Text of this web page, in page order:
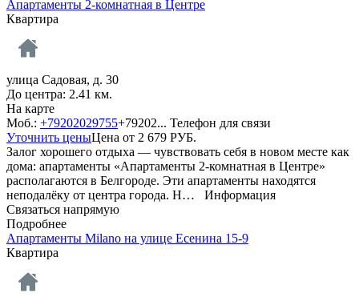
Апартаменты 2-комнатная в Центре
Квартира
улица Садовая, д. 30
До центра: 2.41 км.
На карте
Моб.: +79202029755+79202... Телефон для связи
Уточнить ценыЦена от 2 679 РУБ.
Залог хорошего отдыха — чувствовать себя в новом месте как
дома: апартаменты «Апартаменты 2-комнатная в Центре»
располагаются в Белгороде. Эти апартаменты находятся
неподалёку от центра города. Н… Информация
Связаться напрямую
Подробнее
Апартаменты Milano на улице Есенина 15-9
Квартира